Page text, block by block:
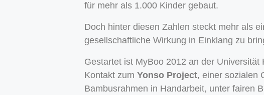
für mehr als 1.000 Kinder gebaut.
Doch hinter diesen Zahlen steckt mehr als
gesellschaftliche Wirkung in Einklang zu
Gestartet ist MyBoo 2012 an der
Kontakt zum Yonso Project, einer sozialen
Bambusrahmen in Handarbeit, unter fairen